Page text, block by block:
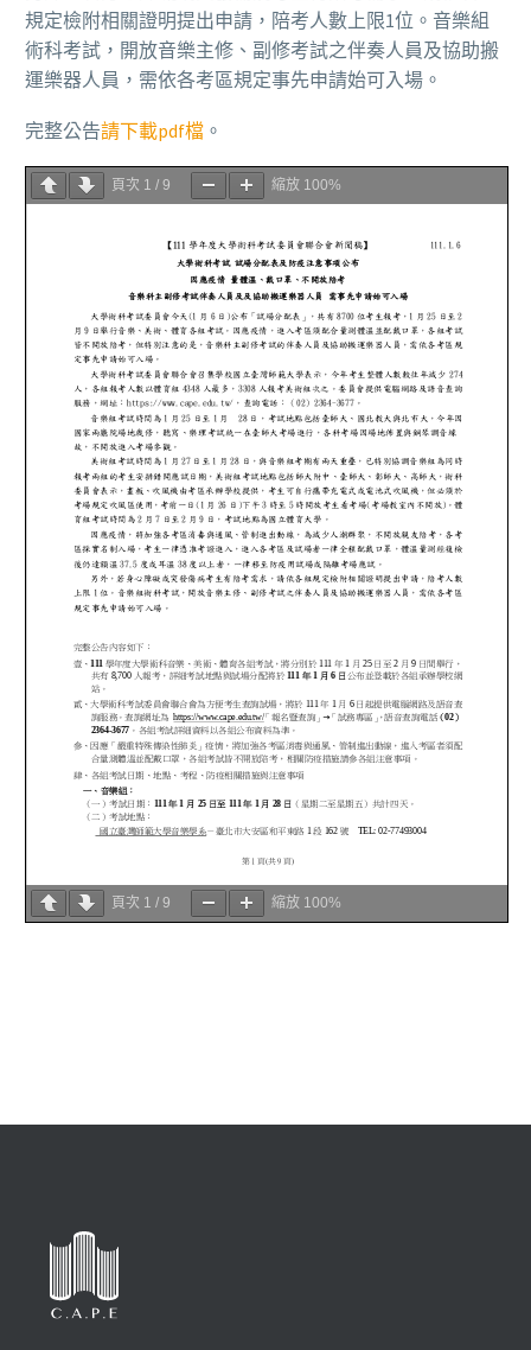
規定檢附相關證明提出申請，陪考人數上限1位。音樂組
術科考試，開放音樂主修、副修考試之伴奏人員及協助搬
運樂器人員，需依各考區規定事先申請始可入場。
完整公告請下載pdf檔 。
頁次 1 / 9 縮放 100%
頁次 1 / 9 縮放 100%